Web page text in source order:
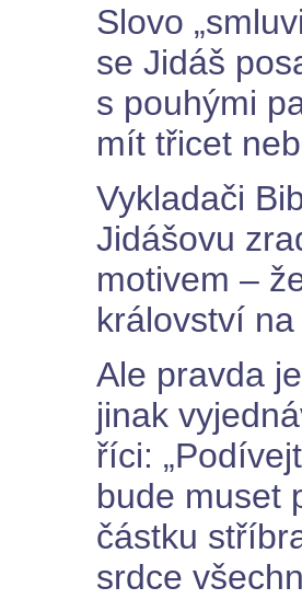
Slovo
se Jidáš
s pouhými
mít třicet
Vykladači
Jidášovu
motivem –
království na
Ale pravda
jinak
říci:
bude muset
částku
srdce